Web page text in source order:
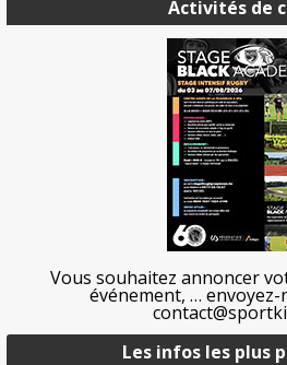
Activités de
Vous souhaitez annoncer
événement, … envoyez-
Les infos les plus